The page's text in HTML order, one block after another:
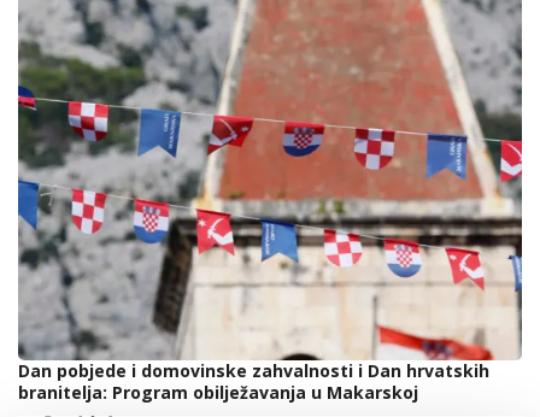
Dan pobjede i domovinske zahvalnosti i Dan hrvatskih
branitelja: Program obilježavanja u Makarskoj